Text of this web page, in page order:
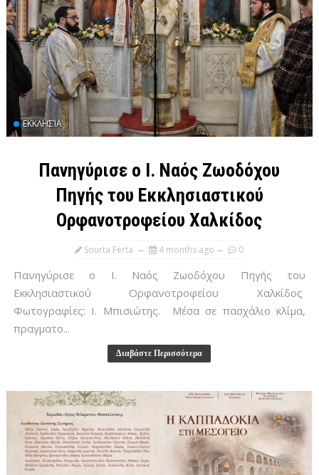
ΕΚΚΛΗΣΊΑ
Πανηγύρισε ο Ι. Ναός Ζωοδόχου
Πηγής του Εκκλησιαστικού
Ορφανοτροφείου Χαλκίδος
Sourta Ferta 4 months ago 0
Πανηγύρισε ο Ι. Ναός Ζωοδόχου Πηγής του
Εκκλησιαστικού Ορφανοτροφείου Χαλκίδος
Φωτογραφίες: Ι. Μπισιώτης. Μέσα σε πασχάλιο κλίμα,
πραγματο...
Διαβάστε Περισσότερα